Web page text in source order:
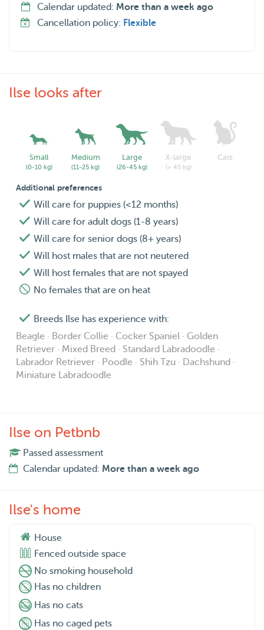
Calendar updated: More than a week ago
Cancellation policy: Flexible
Ilse looks after
Small
(0-10 kg)
Medium
(11-25 kg)
Large
(26-45 kg)
X-large
(> 45 kg)
Cats
Additional preferences
Will care for puppies (<12 months)
Will care for adult dogs (1-8 years)
Will care for senior dogs (8+ years)
Will host males that are not neutered
Will host females that are not spayed
No females that are on heat
Breeds Ilse has experience with:
Beagle · Border Collie · Cocker Spaniel · Golden
Retriever · Mixed Breed · Standard Labradoodle ·
Labrador Retriever · Poodle · Shih Tzu · Dachshund ·
Miniature Labradoodle
Ilse on Petbnb
Passed assessment
Calendar updated: More than a week ago
Ilse's home
House
Fenced outside space
No smoking household
Has no children
Has no cats
Has no caged pets